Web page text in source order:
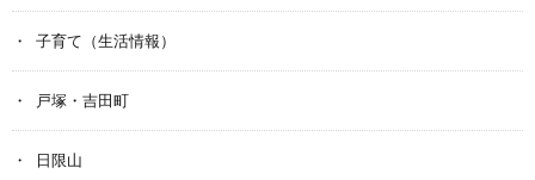
子育て（生活情報）
戸塚・吉田町
日限山